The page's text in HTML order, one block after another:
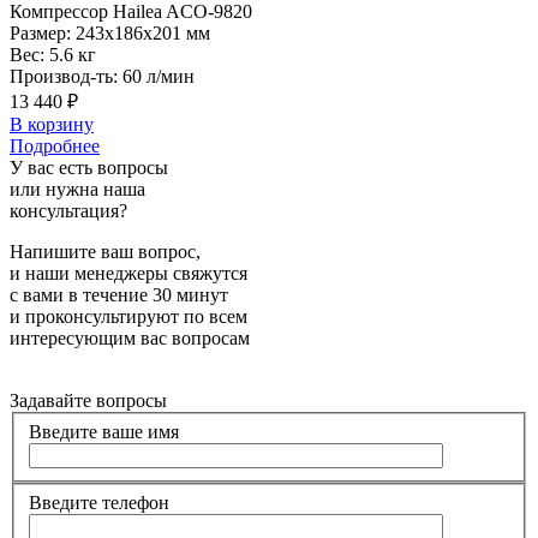
Компрессор Hailea ACO-9820
Размер: 243x186x201 мм
Вес: 5.6 кг
Производ-ть: 60 л/мин
13 440 ₽
В корзину
Подробнее
У вас есть вопросы
или нужна наша
консультация?
Напишите ваш вопрос,
и наши менеджеры свяжутся
с вами в течение 30 минут
и проконсультируют по всем
интересующим вас вопросам
Задавайте вопросы
Введите ваше имя
Введите телефон